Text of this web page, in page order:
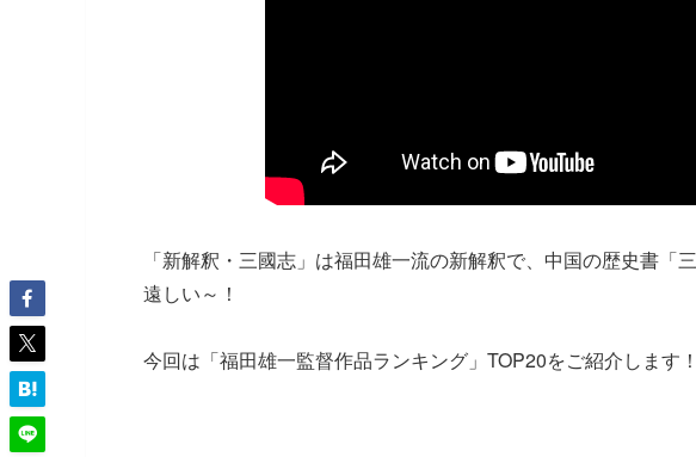
「新解釈・三國志」は福田雄一流の新解釈で、中国の歴史書「
遠しい～！
今回は「福田雄一監督作品ランキング」TOP20をご紹介します！